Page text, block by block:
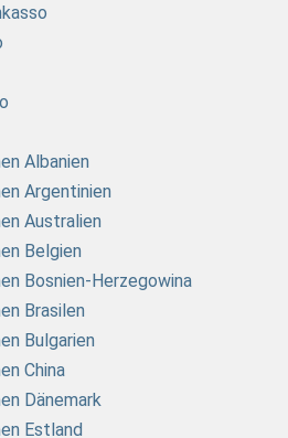
Albanien
Argentinien
Australien
Belgien
Bosnien-Herzegowina
Brasilen
Bulgarien
China
Dänemark
Estland